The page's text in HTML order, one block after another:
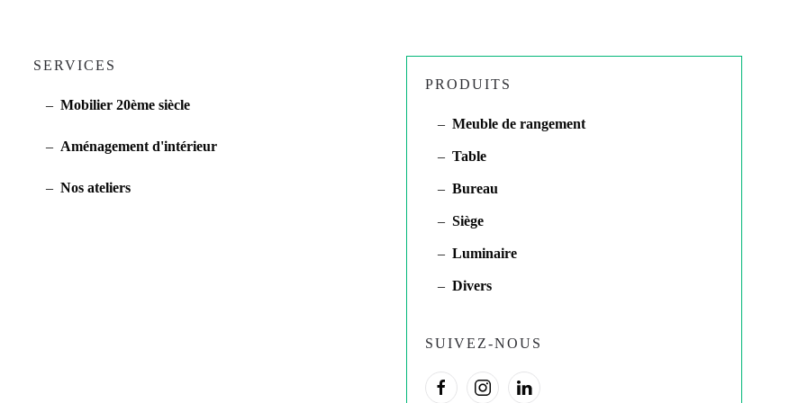
SERVICES
Mobilier 20ème siècle
Aménagement d'intérieur
Nos ateliers
PRODUITS
Meuble de rangement
Table
Bureau
Siège
Luminaire
Divers
SUIVEZ-NOUS